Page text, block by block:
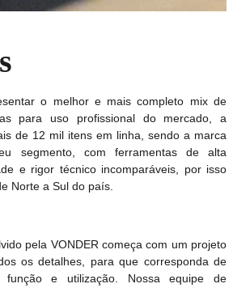
o melhor e mais completo mix de
para uso profissional do mercado, a
de 12 mil itens em linha, sendo a marca
segmento, com ferramentas de alta
e rigor técnico incomparáveis, por isso
Norte a Sul do país.
pela VONDER começa com um projeto
os detalhes, para que corresponda de
e utilização. Nossa equipe de